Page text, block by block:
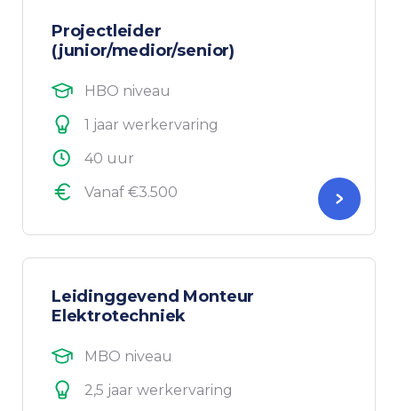
Projectleider
(junior/medior/senior)
HBO niveau
1 jaar werkervaring
40 uur
Vanaf €3.500
Leidinggevend Monteur
Elektrotechniek
MBO niveau
2,5 jaar werkervaring